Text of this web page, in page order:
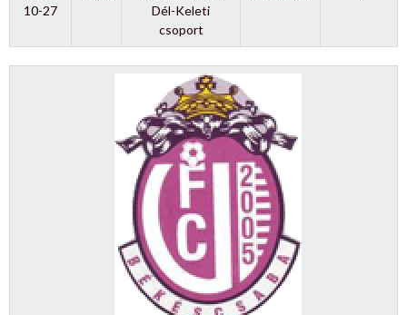
10-27
Dél-Keleti
csoport